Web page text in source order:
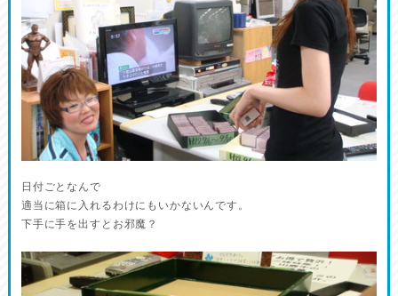
日付ごとなんで
適当に箱に入れるわけにもいかないんです。
下手に手を出すとお邪魔？